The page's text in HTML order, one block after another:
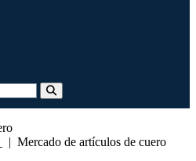
| Mercado de artículos de cuero